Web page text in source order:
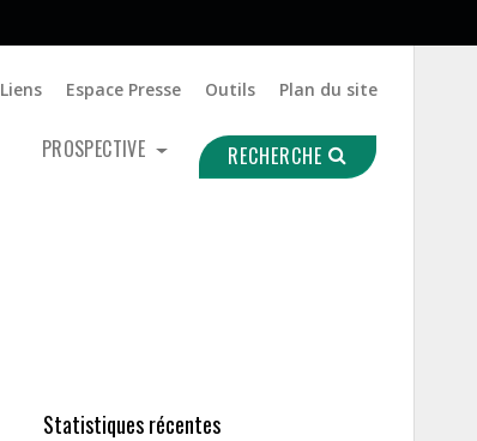
Liens Espace Presse Outils Plan du site
PROSPECTIVE RECHERCHE
Statistiques récentes